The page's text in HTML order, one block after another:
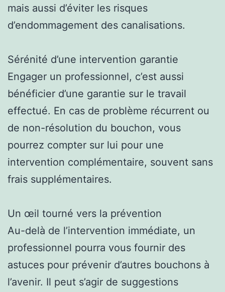
mais aussi d’éviter les risques
d’endommagement des canalisations.
Sérénité d’une intervention garantie
Engager un professionnel, c’est aussi
bénéficier d’une garantie sur le travail
effectué. En cas de problème récurrent ou
de non-résolution du bouchon, vous
pourrez compter sur lui pour une
intervention complémentaire, souvent sans
frais supplémentaires.
Un œil tourné vers la prévention
Au-delà de l’intervention immédiate, un
professionnel pourra vous fournir des
astuces pour prévenir d’autres bouchons à
l’avenir. Il peut s’agir de suggestions